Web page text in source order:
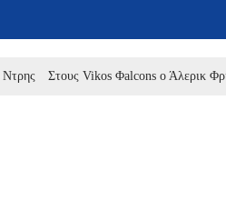
Στους Vikos Φalcons ο Άλερικ Φρίμαν